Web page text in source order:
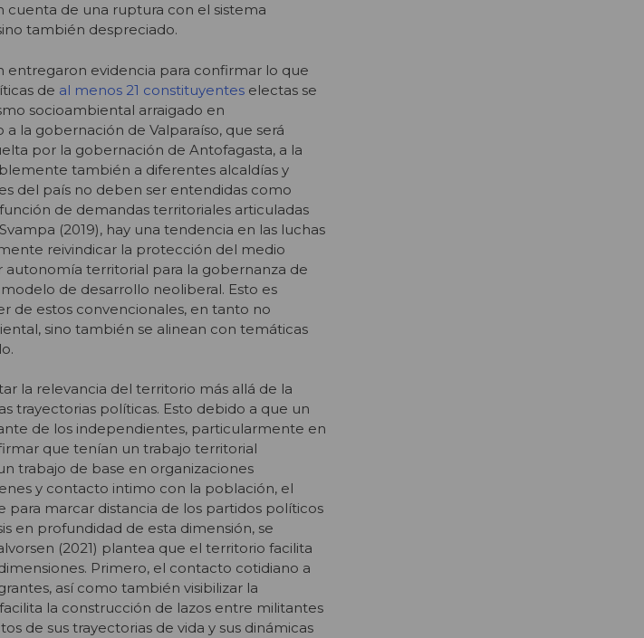
cuenta de una ruptura con el sistema
también despreciado.
entregaron evidencia para confirmar lo que
de al menos 21 constituyentes electas se
socioambiental arraigado en
la gobernación de Valparaíso, que será
por la gobernación de Antofagasta, a la
también a diferentes alcaldías y
del país no deben ser entendidas como
de demandas territoriales articuladas
(2019), hay una tendencia en las luchas
reivindicar la protección del medio
territorial para la gobernanza de
de desarrollo neoliberal. Esto es
de estos convencionales, en tanto no
sino también se alinean con temáticas
la relevancia del territorio más allá de la
trayectorias políticas. Esto debido a que un
de los independientes, particularmente en
que tenían un trabajo territorial
trabajo de base en organizaciones
y contacto intimo con la población, el
marcar distancia de los partidos políticos
en profundidad de esta dimensión, se
(2021) plantea que el territorio facilita
Primero, el contacto cotidiano a
así como también visibilizar la
la construcción de lazos entre militantes
de sus trayectorias de vida y sus dinámicas